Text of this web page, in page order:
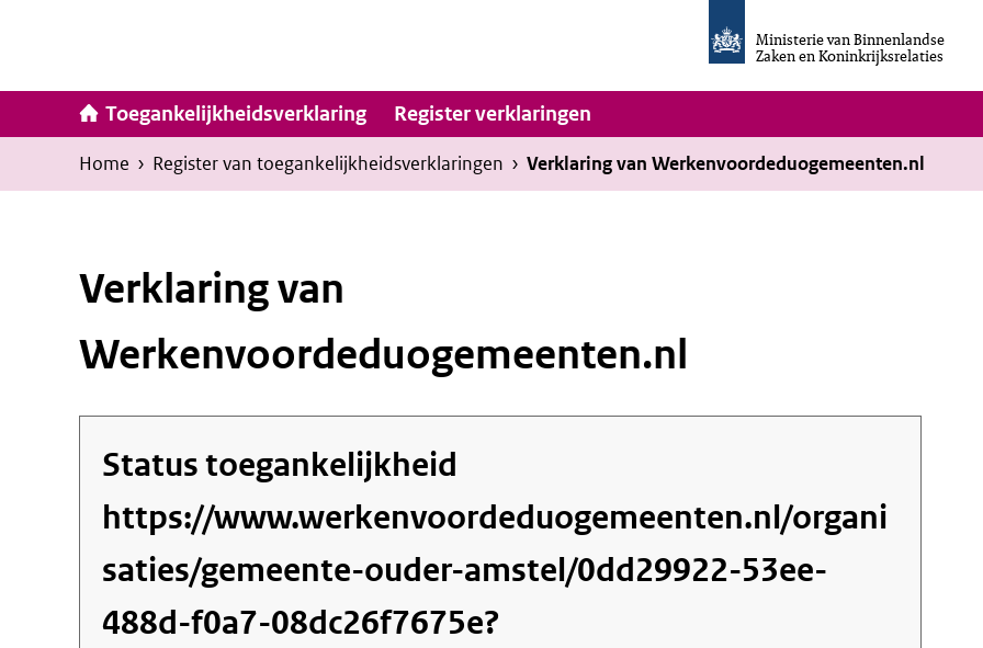
inhoud
Ministerie van Binnenlandse
Zaken en Koninkrijksrelaties
van
Invulassistent
Toegankelijkheidsverklaring
Toegankelijkheidsverklaring Hoofdnavigatie
Register verklaringen
Kruimelpad
U
bevindt
Home › Register van toegankelijkheids­verklaringen › Verklaring van Werkenvoordeduogemeenten.nl
Verklaring van
Werkenvoordeduogemeenten.nl
Status toegankelijkheid
https://www.werkenvoordeduogemeenten.nl/organi
saties/gemeente-ouder-amstel/0dd29922-53ee-
488d-f0a7-08dc26f7675e?